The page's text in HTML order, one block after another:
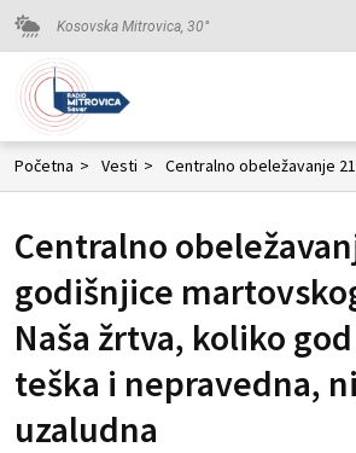
Kosovska Mitrovica, 30°
Početna > Vesti >
Centralno
godišnjice
Naša žrtva, koliko
teška i nepravedna,
uzaludna